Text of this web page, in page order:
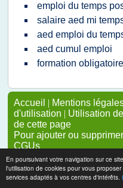
En poursuivant votre navigation sur ce
l'utilisation de cookies pour vous
services adaptés à vos centres d'intérêts.
emploi du temps
salaire aed mi
aed emploi du
aed cumul emploi
formation
Accueil | Mentions
d'utilisation | Utilisation
de cette page
Pour ajouter ou
CGUs